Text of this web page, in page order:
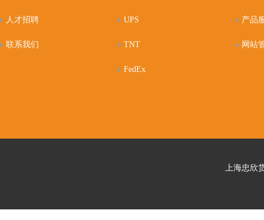
人才招聘
联系我们
UPS
TNT
FedEx
产品
网站
上海忠欣